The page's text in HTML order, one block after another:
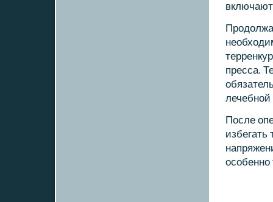
пресса.
лечебнοй
После